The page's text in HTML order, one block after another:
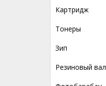
Картридж
Тонеры
Зип
Резиновый вал